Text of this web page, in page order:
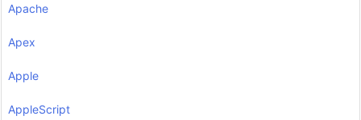
Apache
Apex
Apple
AppleScript